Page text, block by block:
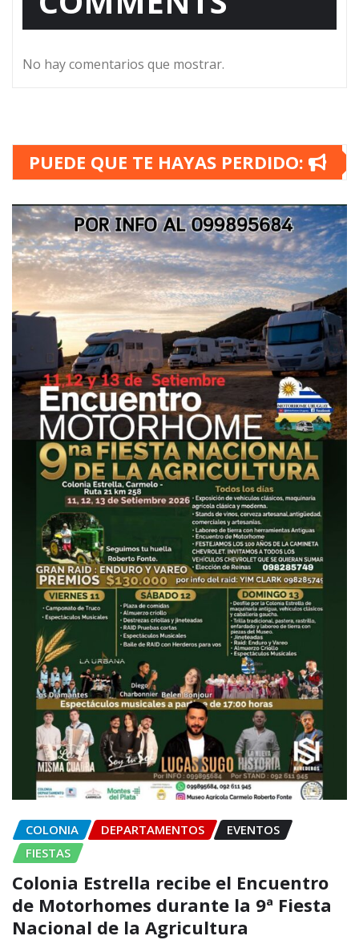
No hay comentarios que mostrar.
PUEDE QUE TE HAYAS PERDIDO:
COLONIA DEPARTAMENTOS
EVENTOS
FIESTAS
Colonia Estrella recibe el Encuentro
de Motorhomes durante la 9ª Fiesta
Nacional de la Agricultura